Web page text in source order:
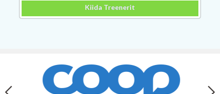
Kiida Treenerit